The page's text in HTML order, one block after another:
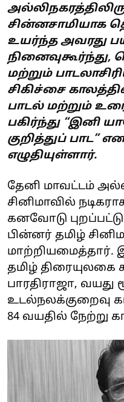
சின்னசாமியாக
உயர்ந்த அவரது
நினைவுகூர்ந்து,
மற்றும்
சிகிச்சை
பாடல் மற்றும்
பகிர்ந்து “இனி
குறித்துப் பாட”
எழுதியுள்ளார்.
தேனி மாவட்டம்
சினிமாவில்
கனவோடு
பின்னர் தமிழ்
மாற்றியமைத்தார்.
தமிழ்
பாரதிராஜா, வயது
உடல்நலக்குறைவு
84 வயதில் நேற்று